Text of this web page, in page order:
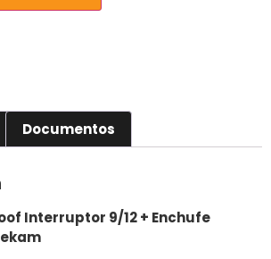
Documentos
Interruptor 9/12 + Enchufe